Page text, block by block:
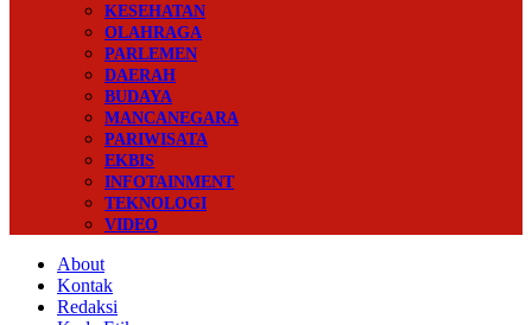
KESEHATAN
OLAHRAGA
PARLEMEN
DAERAH
BUDAYA
MANCANEGARA
PARIWISATA
EKBIS
INFOTAINMENT
TEKNOLOGI
VIDEO
About
Kontak
Redaksi